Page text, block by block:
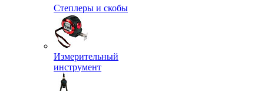
Степлеры и скобы
Измерительный
инструмент